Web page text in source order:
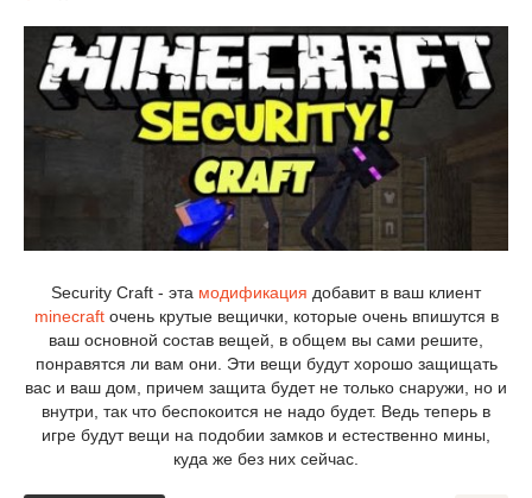
Security Craft - эта модификация добавит в ваш клиент
minecraftочень крутые вещички, которые очень впишутся в
ваш основной состав вещей, в общем вы сами решите,
понравятся ли вам они. Эти вещи будут хорошо защищать
вас и ваш дом, причем защита будет не только снаружи, но и
внутри, так что беспокоится не надо будет. Ведь теперь в
игре будут вещи на подобии замков и естественно мины,
куда же без них сейчас.